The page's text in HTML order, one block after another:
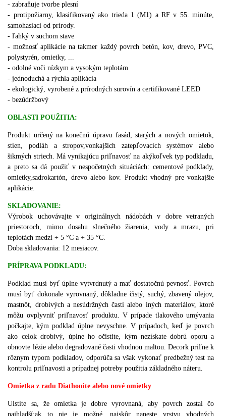
- zabraňuje tvorbe plesní
- protipožiarny, klasifikovaný ako trieda 1 (M1) a RF v 55. minúte,
samohasiaci od prírody.
- ľahký v suchom stave
- možnosť aplikácie na takmer každý povrch betón, kov, drevo, PVC,
polystyrén, omietky, ...
- odolné voči nízkym a vysokým teplotám
- jednoduchá a rýchla aplikácia
- ekologický, vyrobené z prírodných surovín a certifikované LEED
- bezúdržbový
OBLASTI POUŽITIA:
Produkt určený na konečnú úpravu fasád, starých a nových omietok,
stien, podláh a stropov,vonkajších zatepľovacích systémov alebo
šikmých striech. Má vynikajúcu priľnavosť na akýkoľvek typ podkladu,
a preto sa dá použiť v nespočetných situáciách: cementové podklady,
omietky,sadrokartón, drevo alebo kov. Produkt vhodný pre vonkajšie
aplikácie.
SKLADOVANIE:
Výrobok uchovávajte v originálnych nádobách v dobre vetraných
priestoroch, mimo dosahu slnečného žiarenia, vody a mrazu, pri
teplotách medzi + 5 °C a + 35 °C.
Doba skladovania: 12 mesiacov.
PRÍPRAVA PODKLADU:
Podklad musí byť úplne vytvrdnutý a mať dostatočnú pevnosť. Povrch
musí byť dokonale vyrovnaný, dôkladne čistý, suchý, zbavený olejov,
mastnôt, drobivých a nesúdržných častí alebo iných materiálov, ktoré
môžu ovplyvniť priľnavosť produktu. V prípade tlakového umývania
počkajte, kým podklad úplne nevyschne. V prípadoch, keď je povrch
ako celok drobivý, úplne ho očistite, kým nezískate dobrú oporu a
obnovte lézie alebo degradované časti vhodnou maltou. Decork priľne k
rôznym typom podkladov, odporúča sa však vykonať predbežný test na
kontrolu priľnavosti a prípadnej potreby použitia základného náteru.
Omietka z radu Diathonite alebo nové omietky
Uistite sa, že omietka je dobre vyrovnaná, aby povrch zostal čo
najhladší;ak to nie je možné, najskôr naneste vrstvu vhodných